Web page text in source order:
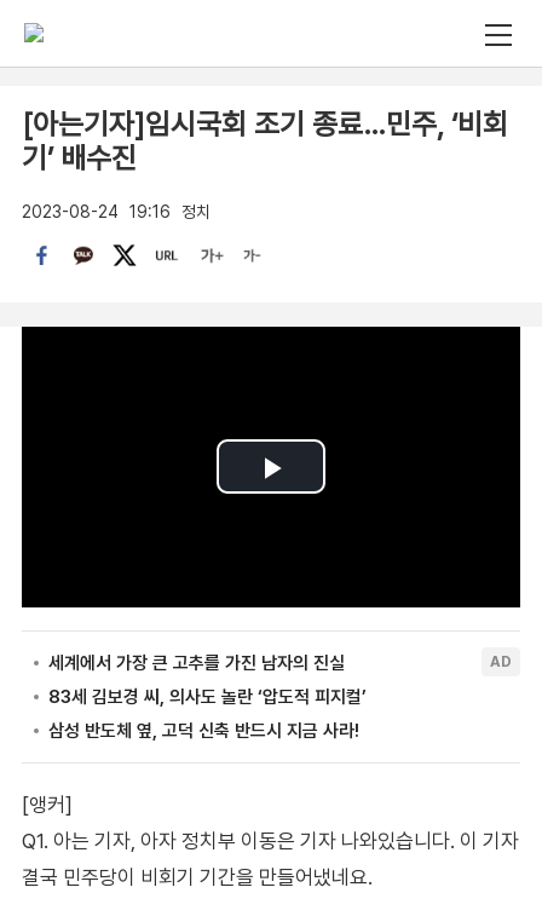
[아는기자]임시국회 조기 종료…민주, ‘비회
기’ 배수진
2023-08-24 19:16 정치
[앵커]
Q1. 아는 기자, 아자 정치부 이동은 기자 나와있습니다. 이 기자
결국 민주당이 비회기 기간을 만들어냈네요.